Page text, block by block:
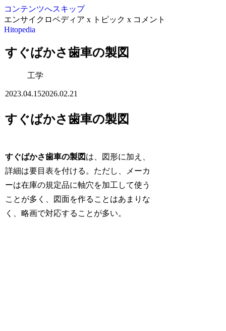
コンテンツへスキップ
エンサイクロペディア x トピック x コメント
Hitopedia
すぐばかさ歯車の製図
工学
2023.04.152026.02.21
すぐばかさ歯車の製図
すぐばかさ歯車の製図 は、図形に加え、
詳細は要目表を付ける。ただし、メーカ
ーは在庫の規定品に軸穴を加工して使う
ことが多く、図面を作ることはあまりな
く、略画で対応することが多い。